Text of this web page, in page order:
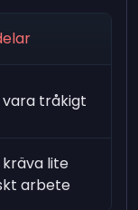
vara tråkigt
kräva lite
arbete